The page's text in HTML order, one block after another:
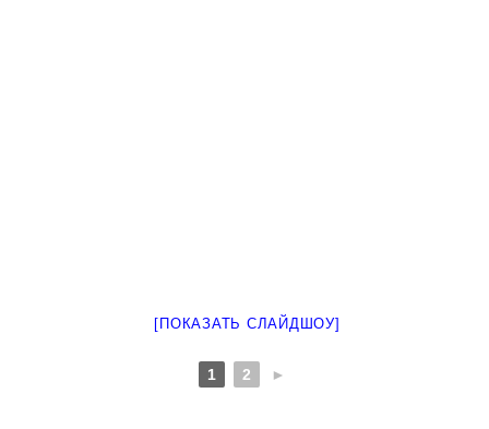
[ПОКАЗАТЬ СЛАЙДШОУ]
1 2 ►